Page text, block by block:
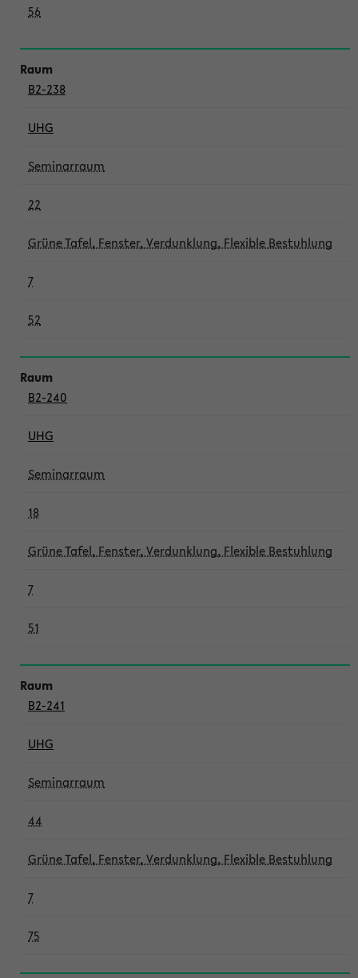
56
B2-238
UHG
Seminarraum
22
Grüne Tafel, Fenster, Verdunklung, Flexible Bestuhlung
7
52
B2-240
UHG
Seminarraum
18
Grüne Tafel, Fenster, Verdunklung, Flexible Bestuhlung
7
51
B2-241
UHG
Seminarraum
44
Grüne Tafel, Fenster, Verdunklung, Flexible Bestuhlung
7
75